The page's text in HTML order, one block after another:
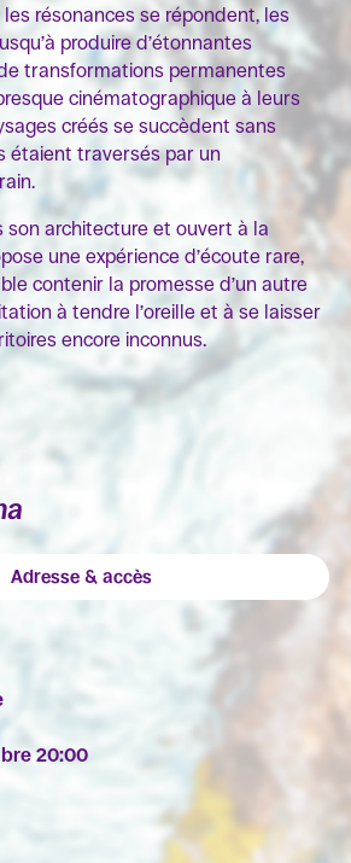
les résonances se répondent, les
produire d’étonnantes
transformations permanentes
cinématographique à leurs
créés se succèdent sans
étaient traversés par un
son architecture et ouvert à la
une expérience d’écoute rare,
contenir la promesse d’un autre
à tendre l’oreille et à se laisser
encore inconnus.
Adresse & accès
20:00